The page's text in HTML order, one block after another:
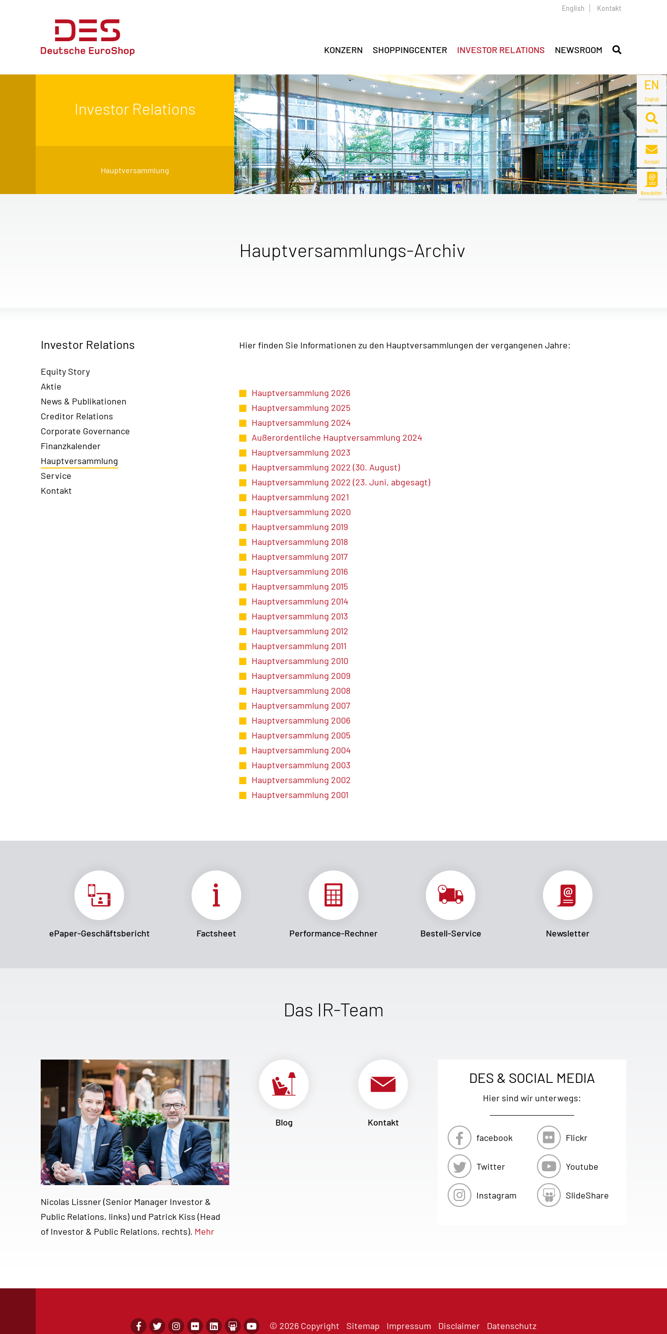
EN
English
Suche
Kontakt
Newsletter
English Kontakt
KONZERN SHOPPINGCENTER INVESTOR RELATIONS NEWSROOM
Investor Relations
Hauptversammlung
Hauptversammlungs-Archiv
Investor Relations
Equity Story
Aktie
News & Publikationen
Creditor Relations
Corporate Governance
Finanzkalender
Hauptversammlung
Service
Kontakt
Hier finden Sie Informationen zu den Hauptversammlungen der vergangenen Jahre:
Hauptversammlung 2026
Hauptversammlung 2025
Hauptversammlung 2024
Außerordentliche Hauptversammlung 2024
Hauptversammlung 2023
Hauptversammlung 2022 (30. August)
Hauptversammlung 2022 (23. Juni, abgesagt)
Hauptversammlung 2021
Hauptversammlung 2020
Hauptversammlung 2019
Hauptversammlung 2018
Hauptversammlung 2017
Hauptversammlung 2016
Hauptversammlung 2015
Hauptversammlung 2014
Hauptversammlung 2013
Hauptversammlung 2012
Hauptversammlung 2011
Hauptversammlung 2010
Hauptversammlung 2009
Hauptversammlung 2008
Hauptversammlung 2007
Hauptversammlung 2006
Hauptversammlung 2005
Hauptversammlung 2004
Hauptversammlung 2003
Hauptversammlung 2002
Hauptversammlung 2001
ePaper-Geschäftsbericht Factsheet Performance-Rechner Bestell-Service Newsletter
Das IR-Team
Nicolas Lissner (Senior Manager Investor &
Public Relations, links) und Patrick Kiss (Head
of Investor & Public Relations, rechts). Mehr
Blog Kontakt
DES & SOCIAL MEDIA
Hier sind wir unterwegs:
facebook
Twitter
Instagram
Flickr
Youtube
SlideShare
© 2026 Copyright Sitemap Impressum Disclaimer Datenschutz